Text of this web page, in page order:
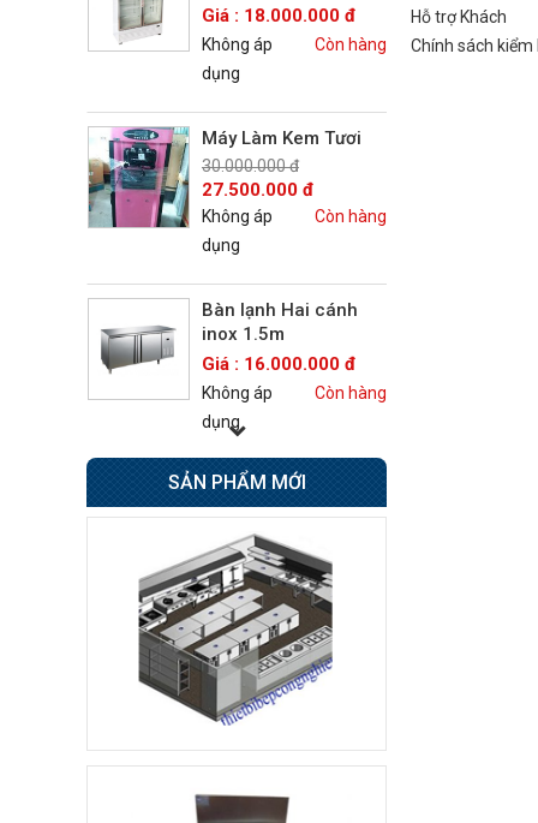
Hỗ trợ Khách
Chính sách kiểm
Giá : 18.000.000 đ
Không áp
dụng
Còn hàng
Máy Làm Kem Tươi
30.000.000 đ
27.500.000 đ
Không áp
dụng
Còn hàng
Bàn lạnh Hai cánh
inox 1.5m
Giá : 16.000.000 đ
Không áp
dụng
Còn hàng
Bếp Âu 6 họng có lò
nướng Berjaya
Giá : 42.500.000 đ
Không áp
dụng
Còn hàng
Tủ sấy cốc
8.500.000 đ
7.800.000 đ
dụng
SẢN PHẨM MỚI